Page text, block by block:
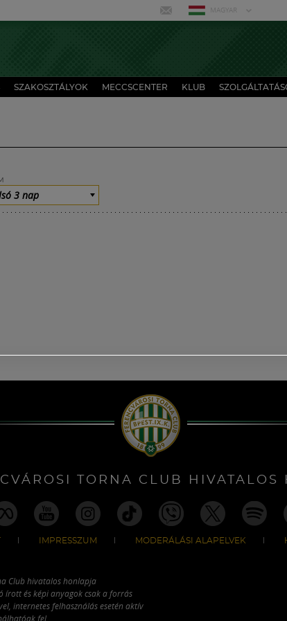
MAGYAR
SZAKOSZTÁLYOK MECCSCENTER KLUB
3 nap
TORNA CLUB HIVATALOS
IMPRESSZUM MODERÁLÁSI ALAPELVEK
Club hivatalos honlapja
írott és képi anyagok csak a forrás
internetes felhasználás esetén aktív
fel.